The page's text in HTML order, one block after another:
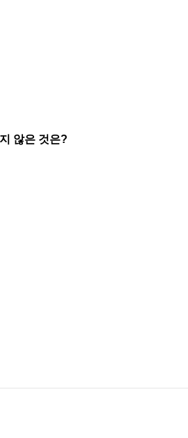
않은 것은?